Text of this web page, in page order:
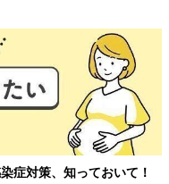
症対策、知っておいて！